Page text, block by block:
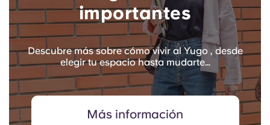
importantes
Descubre más sobre cómo vivir al Yugo , desde
elegir tu espacio hasta mudarte…
Más información